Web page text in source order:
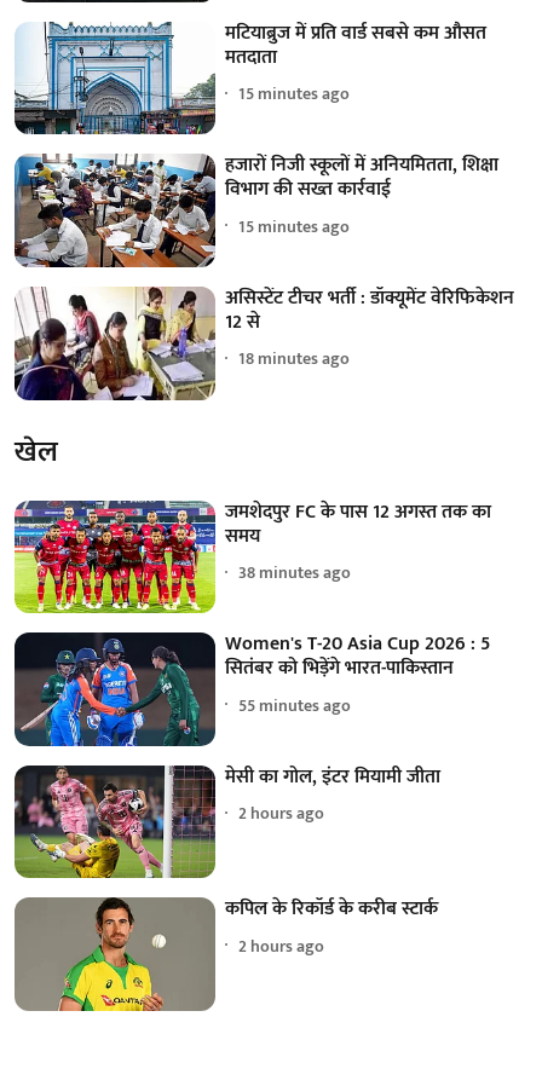
मटियाब्रुज में प्रति वार्ड सबसे कम औसत
मतदाता
15 minutes ago
हजारों निजी स्कूलों में अनियमितता, शिक्षा
विभाग की सख्त कार्रवाई
15 minutes ago
असिस्टेंट टीचर भर्ती : डॉक्यूमेंट वेरिफिकेशन
12 से
18 minutes ago
खेल
जमशेदपुर FC के पास 12 अगस्त तक का
समय
38 minutes ago
Women's T-20 Asia Cup 2026 : 5
सितंबर को भिड़ेंगे भारत-पाकिस्तान
55 minutes ago
मेसी का गोल, इंटर मियामी जीता
2 hours ago
कपिल के रिकॉर्ड के करीब स्टार्क
2 hours ago